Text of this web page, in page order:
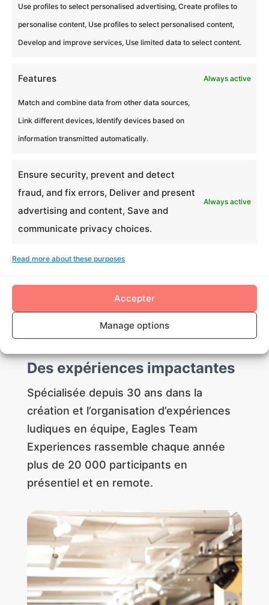
Use profiles to select personalised advertising, Create profiles to
personalise content, Use profiles to select personalised content,
Develop and improve services, Use limited data to select content.
Features Always active
Match and combine data from other data sources,
Link different devices, Identify devices based on
information transmitted automatically.
Ensure security, prevent and detect
fraud, and fix errors, Deliver and present
advertising and content, Save and
communicate privacy choices.
Always active
Read more about these purposes
Accepter
Manage options
Spécialisée depuis 30 ans dans la
création et l’organisation d’expériences
Experiences rassemble chaque année
plus de 20 000 participants en
présentiel et en remote.
Une équipe dédiée
Spécialisée depuis 30 ans dans la
création et l’organisation d’expériences
Experiences rassemble chaque année
présentiel et en remote.
Des expériences impactantes
Spécialisée depuis 30 ans dans la
création et l’organisation d’expériences
ludiques en équipe, Eagles Team
Experiences rassemble chaque année
plus de 20 000 participants en
présentiel et en remote.